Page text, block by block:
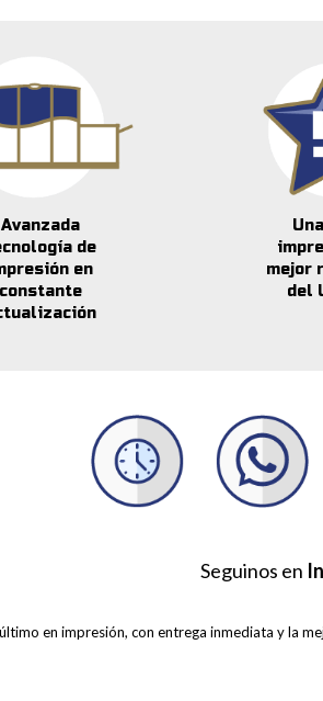
Avanzada
de
en
constante
mejor
del
Seguinos en
en impresión, con entrega inmediata y la